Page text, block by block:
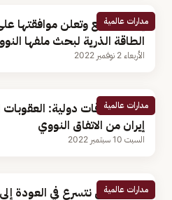
مدارات عالمية
إيران تتراجع وتعلن موافقتها
الطاقة الذرية لبحث ملفها
الأربعاء 2 نوفمبر 2022
مدارات عالمية
أستاذ علاقات دولية: العقوبات
إيران من الاتفاق النووي
السبت 10 سبتمبر 2022
مدارات عالمية
بلينكن: لن نتسرع في العودة إلى